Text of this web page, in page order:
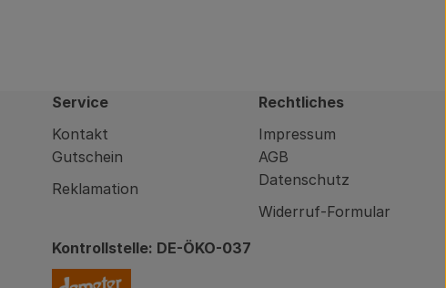
Service
Kontakt
Gutschein
Reklamation
Rechtliches
Impressum
AGB
Datenschutz
Widerruf-Formular
brodowin-app.html
Kontrollstelle: DE-ÖKO-037